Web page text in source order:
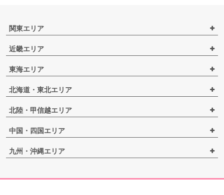
関東エリア
近畿エリア
東海エリア
北海道・東北エリア
北陸・甲信越エリア
中国・四国エリア
九州・沖縄エリア